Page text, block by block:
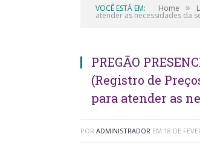
VOCÊ ESTÁ EM: Home »
atender as necessidades da
PREGÃO
(Registro de
para atender as
POR ADMINISTRADOR EM 18 DE